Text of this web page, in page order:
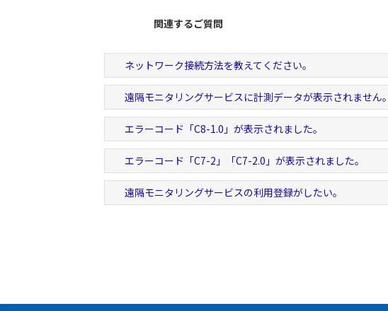
関連するご質問
ネットワーク接続方法を教えてください。
遠隔モニタリングサービスに計測データが表示されません。
エラーコード「C8-1.0」が表示されました。
エラーコード「C7-2」「C7-2.0」が表示されました。
遠隔モニタリングサービスの利用登録がしたい。